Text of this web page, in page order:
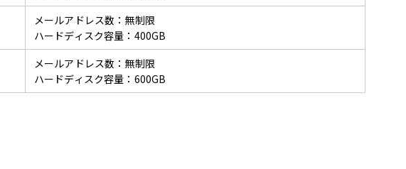
メールアドレス数：無制限
ハードディスク容量：400GB
メールアドレス数：無制限
ハードディスク容量：600GB